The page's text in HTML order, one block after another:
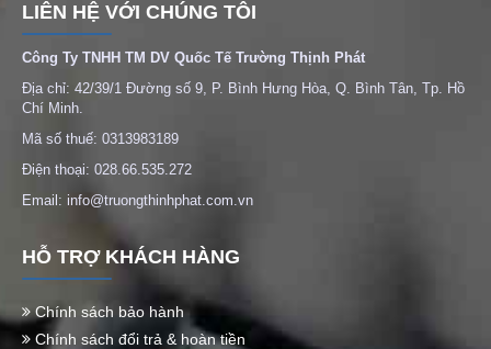
LIÊN HỆ VỚI CHÚNG TÔI
Công Ty TNHH TM DV Quốc Tế Trường Thịnh Phát
Địa chỉ: 42/39/1 Đường số 9, P. Bình Hưng Hòa, Q. Bình Tân, Tp. Hồ
Chí Minh.
Mã số thuế: 0313983189
Điện thoại: 028.66.535.272
Email: info@truongthinhphat.com.vn
HỖ TRỢ KHÁCH HÀNG
Chính sách bảo hành
Chính sách đổi trả & hoàn tiền